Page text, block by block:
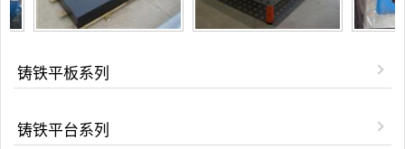
铸铁平板系列
铸铁平台系列